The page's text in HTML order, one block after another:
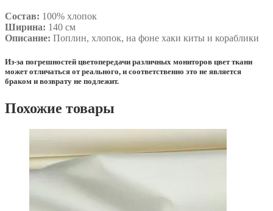
Состав: 100% хлопок
Ширина: 140 см
Описание: Поплин, хлопок, на фоне хаки киты и кораблики
Из-за погрешностей цветопередачи различных мониторов цвет ткани
может отличаться от реального, и соответственно это не является
браком и возврату не подлежит.
Похожие товары